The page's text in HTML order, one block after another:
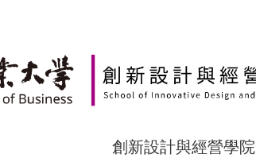
創新設計與經營學院